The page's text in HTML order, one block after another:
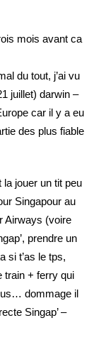
mois avant ca
du tout, j’ai vu
juillet) darwin –
car il y a eu
des plus fiable
la jouer un tit peu
Singapour au
Airways (voire
prendre un
si t’as le tps,
train + ferry qui
dommage il
Singap’ –